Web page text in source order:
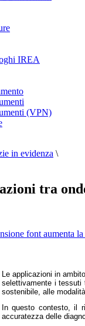
IREA
(VPN)
in evidenza \
tra
font aumenta
Le applicazioni in
selettivamente i tessuti
sostenibile, alle
In questo contesto, il
accuratezza delle